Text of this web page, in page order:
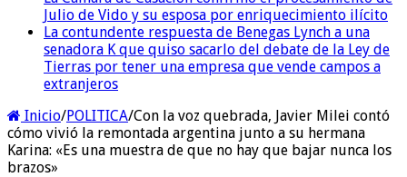
Julio de Vido y su esposa por enriquecimiento ilícito
La contundente respuesta de Benegas Lynch a una
senadora K que quiso sacarlo del debate de la Ley de
Tierras por tener una empresa que vende campos a
extranjeros
Inicio/POLITICA/Con la voz quebrada, Javier Milei contó
cómo vivió la remontada argentina junto a su hermana
Karina: «Es una muestra de que no hay que bajar nunca los
brazos»